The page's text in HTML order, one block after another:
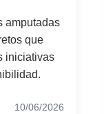
amputadas
que
iniciativas
10/06/2026